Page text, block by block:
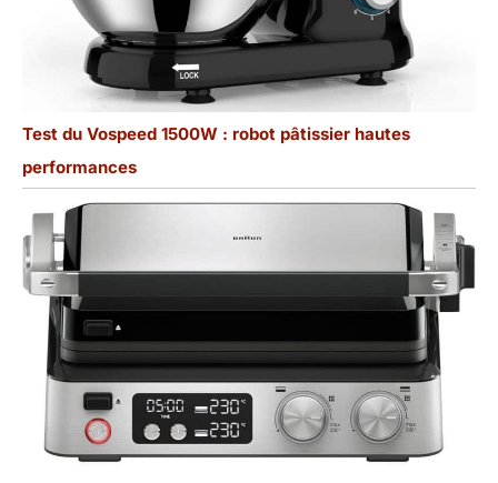
Test du Vospeed 1500W : robot pâtissier hautes
performances